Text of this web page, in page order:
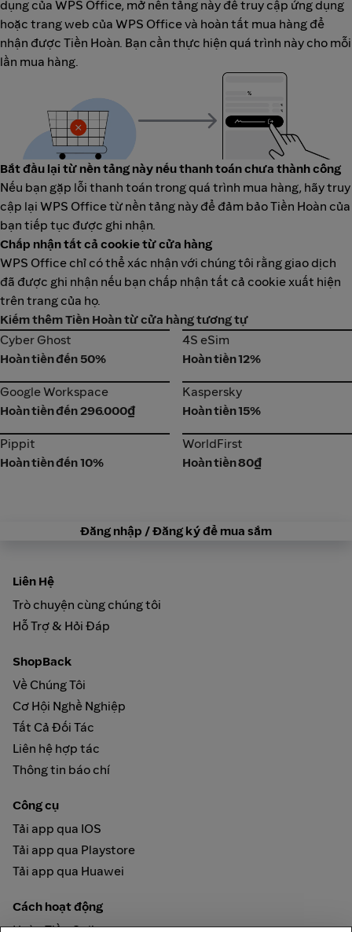
dụng của WPS Office, mở nền tảng này để truy cập ứng dụng
hoặc trang web của WPS Office và hoàn tất mua hàng để
nhận được Tiền Hoàn. Bạn cần thực hiện quá trình này cho mỗi
lần mua hàng.
Bắt đầu lại từ nền tảng này nếu thanh toán chưa thành công
Nếu bạn gặp lỗi thanh toán trong quá trình mua hàng, hãy truy
cập lại WPS Office từ nền tảng này để đảm bảo Tiền Hoàn của
bạn tiếp tục được ghi nhận.
Chấp nhận tất cả cookie từ cửa hàng
WPS Office chỉ có thể xác nhận với chúng tôi rằng giao dịch
đã được ghi nhận nếu bạn chấp nhận tất cả cookie xuất hiện
trên trang của họ.
Kiếm thêm Tiền Hoàn từ cửa hàng tương tự
Cyber Ghost
Cyber Ghost
Hoàn tiền đến 50%
4S eSim
4S eSim
Hoàn tiền 12%
Google Workspace
Google Workspace
Hoàn tiền đến 296.000₫
Kaspersky
Kaspersky
Hoàn tiền 15%
Pippit
Pippit
Hoàn tiền đến 10%
WorldFirst
WorldFirst
Hoàn tiền 80₫
Đăng nhập / Đăng ký để mua sắm
Liên Hệ
Trò chuyện cùng chúng tôi
Hỗ Trợ & Hỏi Đáp
ShopBack
Về Chúng Tôi
Cơ Hội Nghề Nghiệp
Tất Cả Đối Tác
Liên hệ hợp tác
Thông tin báo chí
Công cụ
Tải app qua IOS
Tải app qua Playstore
Tải app qua Huawei
Cách hoạt động